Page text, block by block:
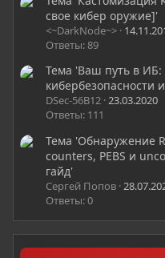
свое кибер оружие]'
<~DarkNode~>
Ответы: 89
Тема 'Ваш путь в ИБ:
кибербезопасности
DSec-56B12 23.03.2020
Ответы: 111
Тема 'Обнаружение
counters, PEBS и
гайд'
Сергей Попов
Ответы: 0